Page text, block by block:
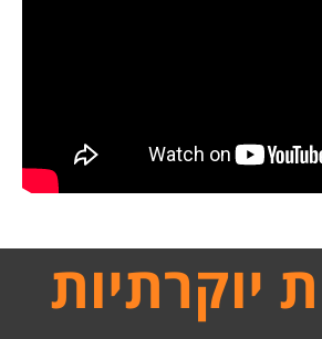
יוקרתיות